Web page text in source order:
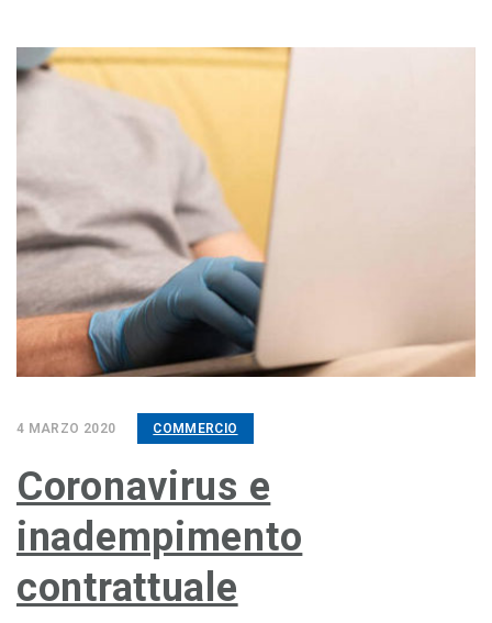
4 MARZO 2020 COMMERCIO
Coronavirus e
inadempimento
contrattuale